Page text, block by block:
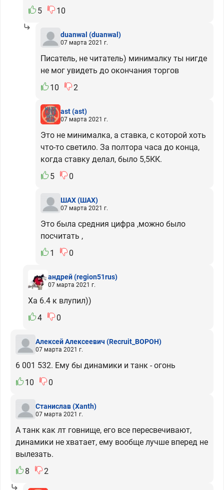
5
10
duanwal (duanwal)
07 марта 2021 г.
Писатель, не читатель) минималку ты нигде
не мог увидеть до окончания торгов
10
2
ast(ast)
07 марта 2021 г.
Это не минималка, а ставка, с которой хоть
что-то светило. За полтора часа до конца,
когда ставку делал, было 5,5КК.
5
0
ШАХ(ШАХ)
07 марта 2021 г.
Это была средния цифра ,можно было
посчитать ,
1
0
андрей(region51rus)
07 марта 2021 г.
Ха 6.4 к влупил))
4
0
Алексей Алексеевич (Recruit_BOPOH)
07 марта 2021 г.
6 001 532. Ему бы динамики и танк - огонь
10
0
Станислав(Xanth)
07 марта 2021 г.
А танк как лт говнище, его все пересвечивают,
динамики не хватает, ему вообще лучше вперед не
вылезать.
8
2